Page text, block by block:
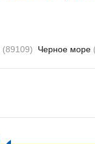
(89109) Черное море